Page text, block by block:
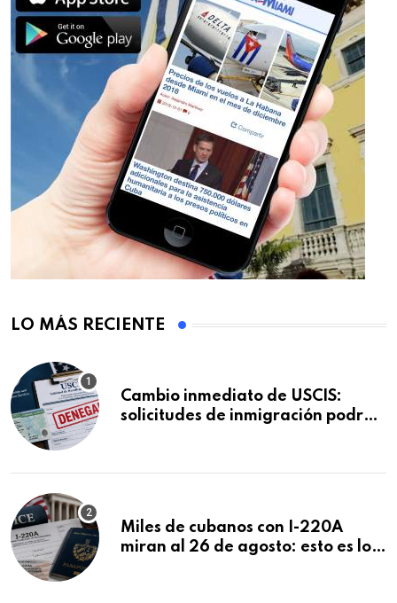
LO MÁS RECIENTE
Cambio inmediato de USCIS:
solicitudes de inmigración podrán
Miles de cubanos con I-220A
miran al 26 de agosto: esto es lo